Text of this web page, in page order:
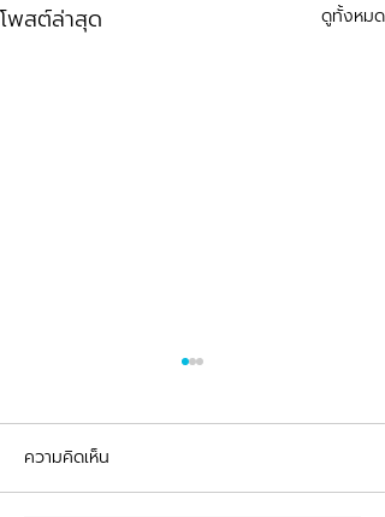
โพสต์ล่าสุด ดูทั้งหมด
ความคิดเห็น